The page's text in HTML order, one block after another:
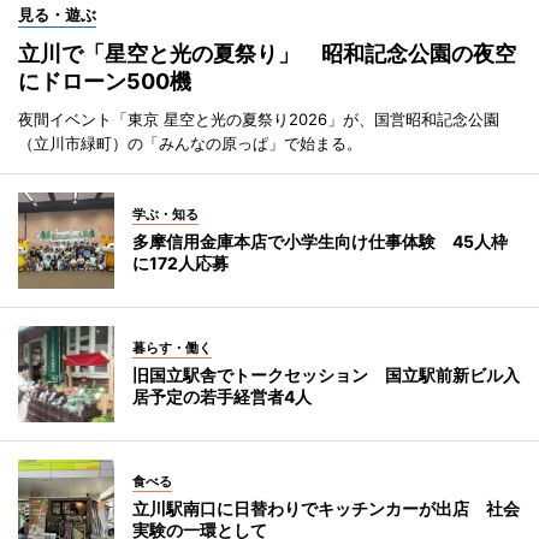
見る・遊ぶ
立川で「星空と光の夏祭り」 昭和記念公園の夜空
にドローン500機
夜間イベント「東京 星空と光の夏祭り2026」が、国営昭和記念公園
（立川市緑町）の「みんなの原っぱ」で始まる。
学ぶ・知る
多摩信用金庫本店で小学生向け仕事体験 45人枠
に172人応募
暮らす・働く
旧国立駅舎でトークセッション 国立駅前新ビル入
居予定の若手経営者4人
食べる
立川駅南口に日替わりでキッチンカーが出店 社会
実験の一環として